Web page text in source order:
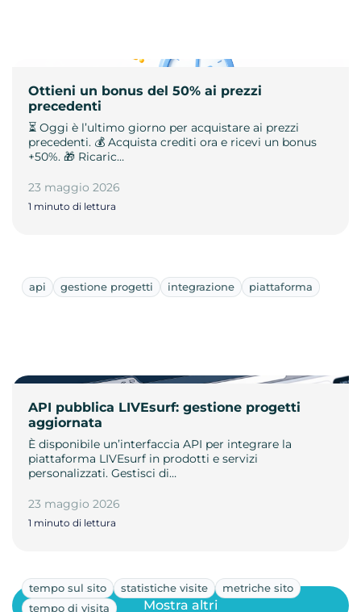
Ottieni un bonus del 50% ai prezzi
precedenti
⏳ Oggi è l’ultimo giorno per acquistare ai prezzi
precedenti. 💰 Acquista crediti ora e ricevi un bonus
+50%. 🎁 Ricaric…
23 maggio 2026
1 minuto di lettura
api gestione progetti integrazione piattaforma
API pubblica LIVEsurf: gestione progetti
aggiornata
È disponibile un’interfaccia API per integrare la
piattaforma LIVEsurf in prodotti e servizi
personalizzati. Gestisci di…
23 maggio 2026
1 minuto di lettura
tempo sul sito statistiche visite
metriche sito
tempo di visita
Mostra altri